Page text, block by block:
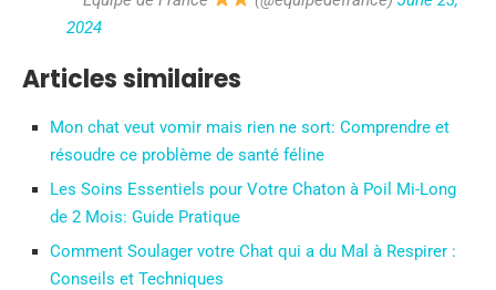
2024
Articles similaires
Mon chat veut vomir mais rien ne sort: Comprendre et
résoudre ce problème de santé féline
Les Soins Essentiels pour Votre Chaton à Poil Mi-Long
de 2 Mois: Guide Pratique
Comment Soulager votre Chat qui a du Mal à Respirer :
Conseils et Techniques